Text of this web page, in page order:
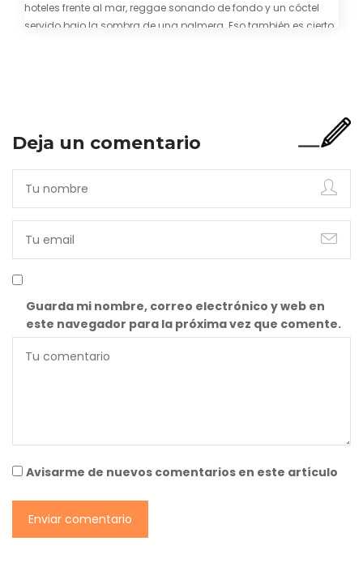
hoteles frente al mar, reggae sonando de fondo y un cóctel
servido bajo la sombra de una palmera. Eso también es cierto.
Deja un comentario
Guarda mi nombre, correo electrónico y web en
este navegador para la próxima vez que comente.
Avisarme de nuevos comentarios en este artículo